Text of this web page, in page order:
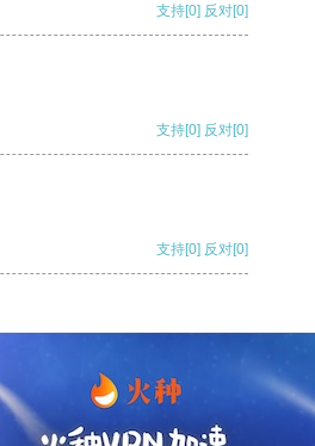
支持[0] 反对[0]
支持[0] 反对[0]
支持[0] 反对[0]